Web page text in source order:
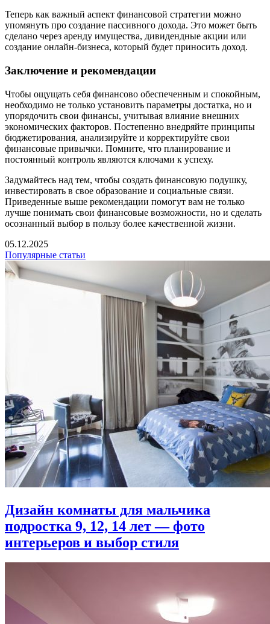
Теперь как важный аспект финансовой стратегии можно
упомянуть про создание пассивного дохода. Это может быть
сделано через аренду имущества, дивидендные акции или
создание онлайн-бизнеса, который будет приносить доход.
Заключение и рекомендации
Чтобы ощущать себя финансово обеспеченным и спокойным,
необходимо не только установить параметры достатка, но и
упорядочить свои финансы, учитывая влияние внешних
экономических факторов. Постепенно внедряйте принципы
бюджетирования, анализируйте и корректируйте свои
финансовые привычки. Помните, что планирование и
постоянный контроль являются ключами к успеху.
Задумайтесь над тем, чтобы создать финансовую подушку,
инвестировать в свое образование и социальные связи.
Приведенные выше рекомендации помогут вам не только
лучше понимать свои финансовые возможности, но и сделать
осознанный выбор в пользу более качественной жизни.
05.12.2025
Популярные статьи
Дизайн комнаты для мальчика
подростка 9, 12, 14 лет — фото
интерьеров и выбор стиля